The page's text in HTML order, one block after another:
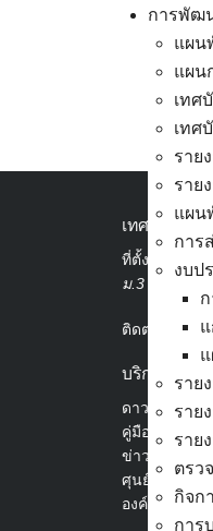
การพัฒ
แผน
แผน
เทศ
เทศ
ราย
ราย
แผน
การ
งบป
ราย
ราย
ราย
ตรว
กิจก
การ
เทศบาลเมือ
ที่ตั้ง :
สำนัก
ม.3 ต.เสม็ด อ
ติดต่อ :
บริการประช
ดาวน์โหลดแ
คู่มือสำหรับป
ข่าวสารน่ารู้
ศุนย์ข้อมูลข่า
องค์ความรู้